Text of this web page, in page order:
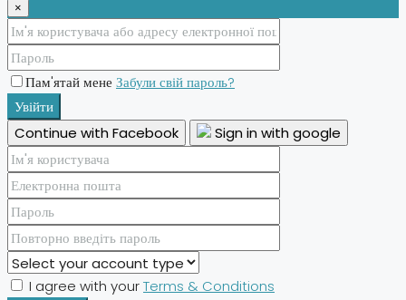
×
Пам'ятай мене Забули свій пароль?
Увійти
Continue with Facebook
Sign in with google
I agree with yourTerms & Conditions